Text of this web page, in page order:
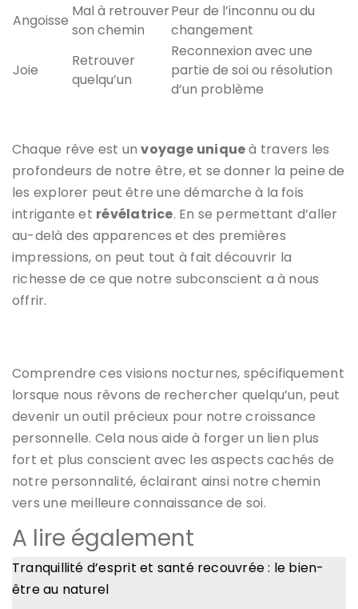
Angoisse
Mal à retrouver
son chemin
Peur de l’inconnu ou du
changement
Joie
Retrouver
quelqu’un
Reconnexion avec une
partie de soi ou résolution
d’un problème
Chaque rêve est unvoyage uniqueà travers les
profondeurs de notre être, et se donner la peine de
les explorer peut être une démarche à la fois
intrigante et révélatrice. En se permettant d’aller
au-delà des apparences et des premières
impressions, on peut tout à fait découvrir la
richesse de ce que notre subconscient a à nous
offrir.
Comprendre ces visions nocturnes, spécifiquement
lorsque nous rêvons de rechercher quelqu’un, peut
devenir un outil précieux pour notre croissance
personnelle. Cela nous aide à forger un lien plus
fort et plus conscient avec les aspects cachés de
notre personnalité, éclairant ainsi notre chemin
vers une meilleure connaissance de soi.
A lire également
Tranquillité d’esprit et santé recouvrée : le bien-
être au naturel